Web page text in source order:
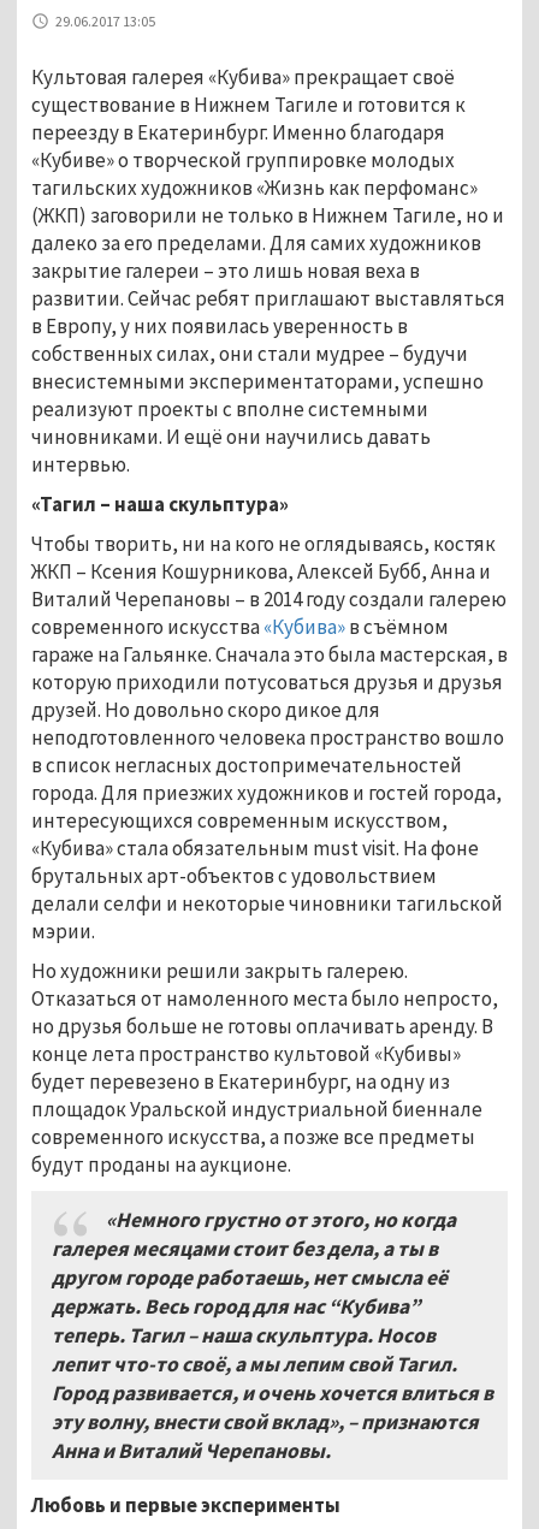
29.06.2017 13:05
Культовая галерея «Кубива» прекращает своё
существование в Нижнем Тагиле и готовится к
переезду в Екатеринбург. Именно благодаря
«Кубиве» о творческой группировке молодых
тагильских художников «Жизнь как перфоманс»
(ЖКП) заговорили не только в Нижнем Тагиле, но и
далеко за его пределами. Для самих художников
закрытие галереи – это лишь новая веха в
развитии. Сейчас ребят приглашают выставляться
в Европу, у них появилась уверенность в
собственных силах, они стали мудрее – будучи
внесистемными экспериментаторами, успешно
реализуют проекты с вполне системными
чиновниками. И ещё они научились давать
интервью.
«Тагил – наша скульптура»
Чтобы творить, ни на кого не оглядываясь, костяк
ЖКП – Ксения Кошурникова, Алексей Бубб, Анна и
Виталий Черепановы – в 2014 году создали галерею
современного искусства«Кубива»в съёмном
гараже на Гальянке. Сначала это была мастерская, в
которую приходили потусоваться друзья и друзья
друзей. Но довольно скоро дикое для
неподготовленного человека пространство вошло
в список негласных достопримечательностей
города. Для приезжих художников и гостей города,
интересующихся современным искусством,
«Кубива» стала обязательным must visit. На фоне
брутальных арт-объектов с удовольствием
делали селфи и некоторые чиновники тагильской
мэрии.
Но художники решили закрыть галерею.
Отказаться от намоленного места было непросто,
но друзья больше не готовы оплачивать аренду. В
конце лета пространство культовой «Кубивы»
будет перевезено в Екатеринбург, на одну из
площадок Уральской индустриальной биеннале
современного искусства, а позже все предметы
будут проданы на аукционе.
«Немного грустно от этого, но когда
галерея месяцами стоит без дела, а ты в
другом городе работаешь, нет смысла её
держать. Весь город для нас “Кубива”
теперь. Тагил – наша скульптура. Носов
лепит что-то своё, а мы лепим свой Тагил.
Город развивается, и очень хочется влиться в
эту волну, внести свой вклад», – признаются
Анна и Виталий Черепановы.
Любовь и первые эксперименты